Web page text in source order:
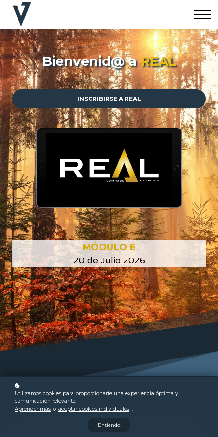
Iniciar Sesión
Crear Cuenta
Bienvenid@ a REAL
INSCRIBIRSE A REAL
MÓDULO E
20de Julio 2026
Utilizamos cookies para proporcionarte una experiencia óptima y
comunicación relevante.
Aprender más o aceptar cookies individuales .
¡Entiendo!